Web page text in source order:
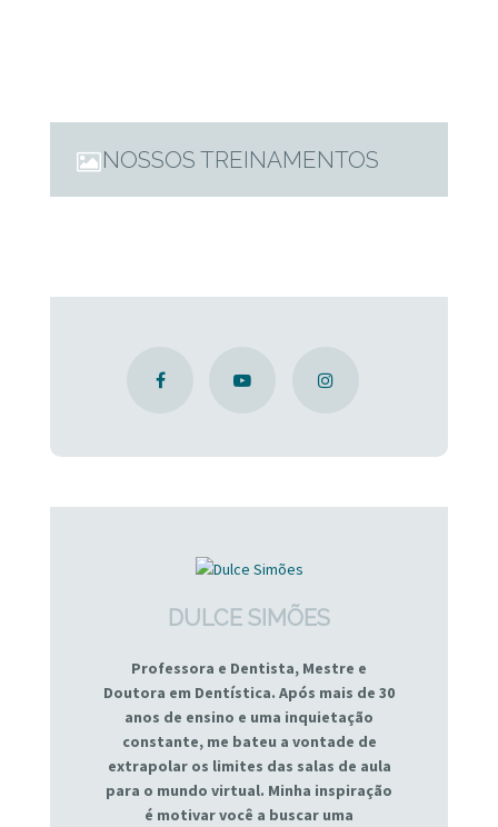
NOSSOS TREINAMENTOS
DULCE SIMÕES
Professora e Dentista, Mestre e
Doutora em Dentística. Após mais de 30
anos de ensino e uma inquietação
constante, me bateu a vontade de
extrapolar os limites das salas de aula
para o mundo virtual. Minha inspiração
é motivar você a buscar uma